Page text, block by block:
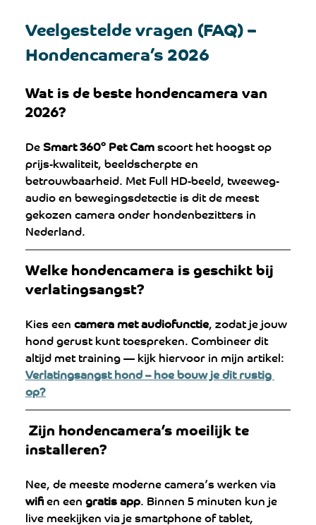
Veelgestelde vragen (FAQ) –
Hondencamera’s 2026
Wat is de beste hondencamera van
2026?
De Smart 360° Pet Cam scoort het hoogst op
prijs-kwaliteit, beeldscherpte en
betrouwbaarheid. Met Full HD-beeld, tweeweg-
audio en bewegingsdetectie is dit de meest
gekozen camera onder hondenbezitters in
Nederland.
Welke hondencamera is geschikt bij
verlatingsangst?
Kies een camera met audiofunctie, zodat je jouw
hond gerust kunt toespreken. Combineer dit
altijd met training — kijk hiervoor in mijn artikel:
Verlatingsangst hond – hoe bouw je dit rustig
op?
installeren?
Nee, de meeste moderne camera’s werken via
wifi en een gratis app. Binnen 5 minuten kun je
live meekijken via je smartphone of tablet,